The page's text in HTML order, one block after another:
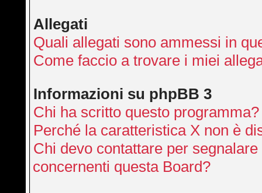
Allegati
Quali allegati sono ammessi in
Come faccio a trovare i miei
Informazioni su phpBB 3
Chi ha scritto questo programma?
Perché la caratteristica X non è
Chi devo contattare per
concernenti questa Board?